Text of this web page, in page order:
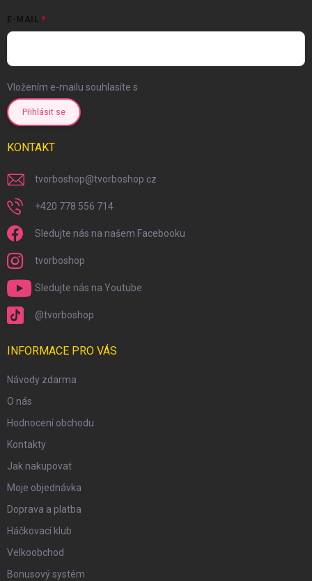
E-MAIL
Vložením e-mailu souhlasíte s
Přihlásit se
KONTAKT
tvorboshop@tvorboshop.cz
+420 778 556 714
Sledujte nás na našem Facebooku
tvorboshop
Sledujte nás na Youtube
@tvorboshop
INFORMACE PRO VÁS
Návody zdarma
O nás
Hodnocení obchodu
Kontakty
Jak nakupovat
Moje objednávka
Doprava a platba
Háčkovací klub
Velkoobchod
Bonusový systém